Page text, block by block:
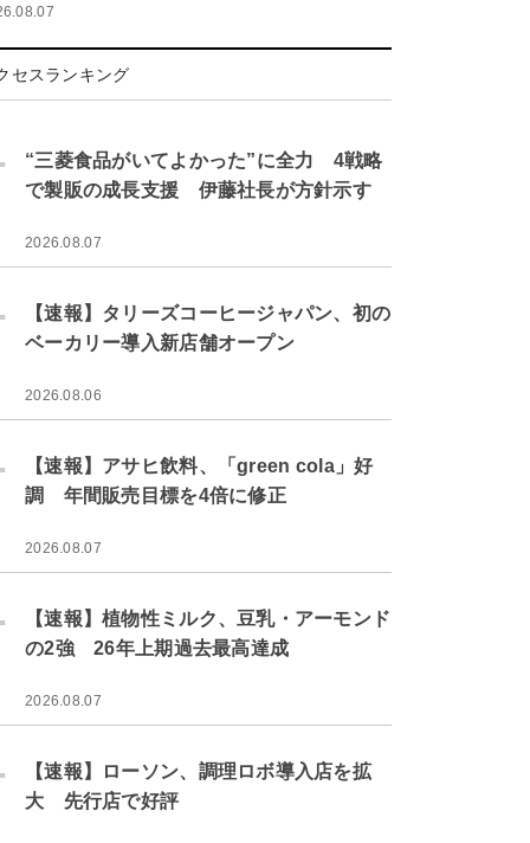
セスランキング
“三菱食品がいてよかった”に全力 4戦略
で製販の成長支援 伊藤社長が方針示す
2026.08.07
【速報】タリーズコーヒージャパン、初の
ベーカリー導入新店舗オープン
2026.08.06
【速報】アサヒ飲料、「green cola」好
調 年間販売目標を4倍に修正
2026.08.07
【速報】植物性ミルク、豆乳・アーモンド
の2強 26年上期過去最高達成
2026.08.07
【速報】ローソン、調理ロボ導入店を拡
大 先行店で好評